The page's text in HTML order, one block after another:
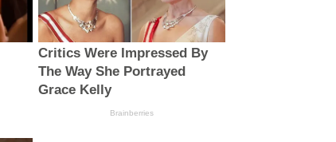
Critics Were Impressed By
The Way She Portrayed
Grace Kelly
Brainberries